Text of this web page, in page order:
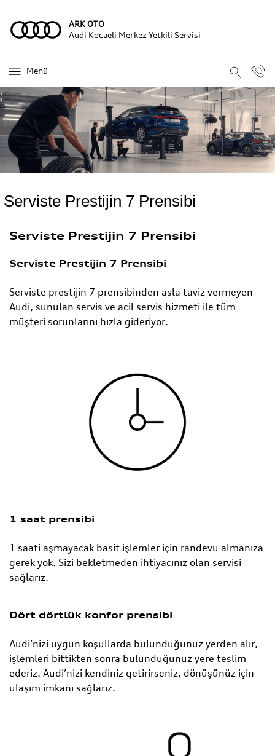
ARK OTO
Audi Kocaeli Merkez Yetkili Servisi
Menü
Serviste Prestijin 7 Prensibi
Serviste Prestijin 7 Prensibi
Serviste Prestijin 7 Prensibi
Serviste prestijin 7 prensibinden asla taviz vermeyen
Audi, sunulan servis ve acil servis hizmeti ile tüm
müşteri sorunlarını hızla gideriyor.
1 saat prensibi
1 saati aşmayacak basit işlemler için randevu almanıza
gerek yok. Sizi bekletmeden ihtiyacınız olan servisi
sağlarız.
Dört dörtlük konfor prensibi
Audi’nizi uygun koşullarda bulunduğunuz yerden alır,
işlemleri bittikten sonra bulunduğunuz yere teslim
ederiz. Audi’nizi kendiniz getirirseniz, dönüşünüz için
ulaşım imkanı sağlarız.